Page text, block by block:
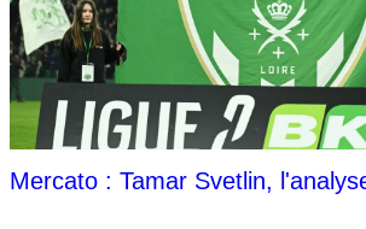
Mercato : Tamar Svetlin,